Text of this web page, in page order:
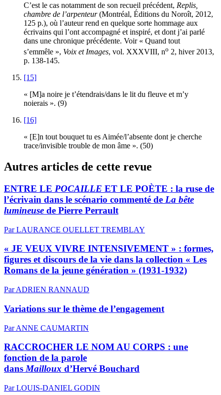
C’est le cas notamment de son recueil précédent, Replis,
chambre de l’arpenteur(Montréal, Éditions du Noroît, 2012,
125 p.), où l’auteur rend en quelque sorte hommage aux
écrivains qui l’ont accompagné et inspiré, et dont j’ai parlé
dans une chronique précédente. Voir « Quand tout
s’emmêle », Voix et Images, vol. XXXVIII, no 2, hiver 2013,
p. 138-145.
[15]
« [M]a noire je t’étendrais/dans le lit du fleuve et m’y
noierais ». (9)
[16]
« [E]n tout bouquet tu es Aimée/l’absente dont je cherche
trace/invisible trouble de mon âme ». (50)
Autres articles de cette revue
ENTRE LE POCAILLE ET LE POÈTE : la ruse de
l’écrivain dans le scénario commenté de La bête
lumineuse de Pierre Perrault
Par LAURANCE OUELLET TREMBLAY
« JE VEUX VIVRE INTENSIVEMENT » : formes,
figures et discours de la vie dans la collection « Les
Romans de la jeune génération » (1931-1932)
Par ADRIEN RANNAUD
Variations sur le thème de l’engagement
Par ANNE CAUMARTIN
RACCROCHER LE NOM AU CORPS : une
fonction de la parole
dansMailloux d’Hervé Bouchard
Par LOUIS-DANIEL GODIN